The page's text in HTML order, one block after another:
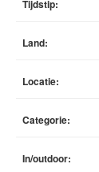
Tijdstip:
Land:
Locatie:
Categorie:
In/outdoor: